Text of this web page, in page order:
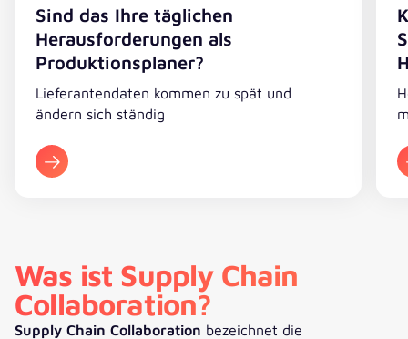
Sind das Ihre täglichen
Herausforderungen als
Produktionsplaner?
Lieferantendaten kommen zu spät und
ändern sich ständig
Was ist Supply Chain
Collaboration?
Supply Chain Collaboration bezeichnet die